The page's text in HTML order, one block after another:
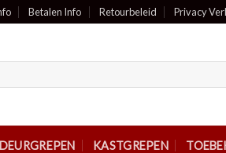
Betalen Info Retourbeleid Privacy
DEURGREPEN KASTGREPEN